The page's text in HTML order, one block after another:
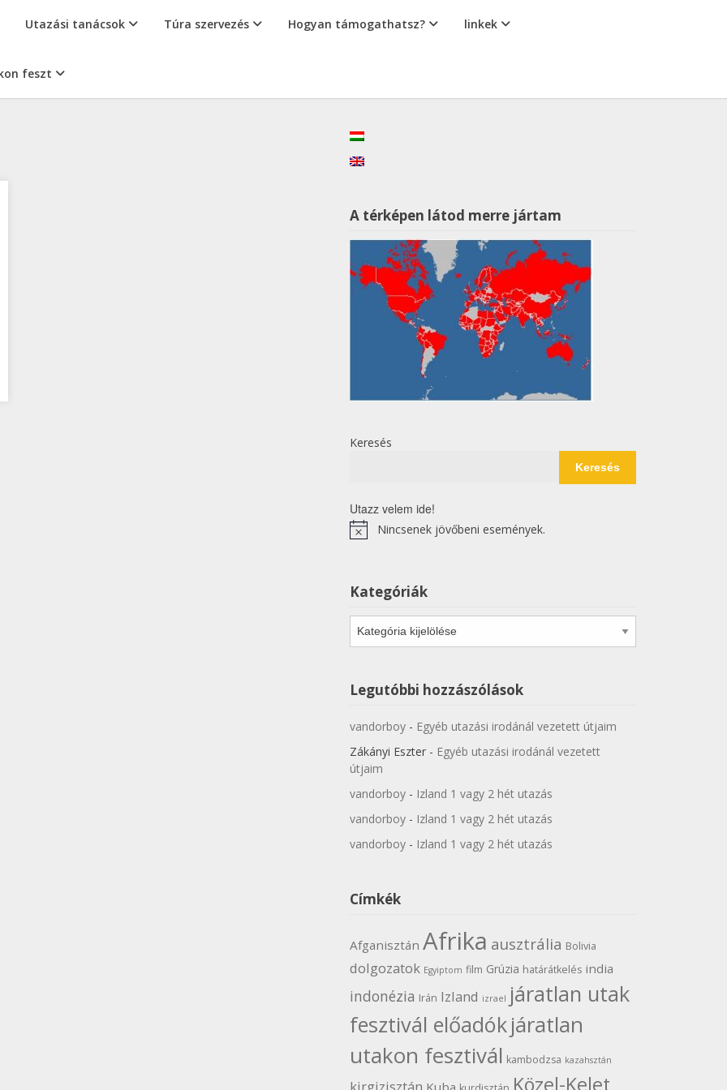
Utazási tanácsok Túra szervezés Hogyan támogathatsz? linkek
feszt
A térképen látod merre jártam
Keresés
Keresés
Utazz velem ide!
NoticeNincsenek jövőbeni események.
Kategóriák
Kategóriák
Legutóbbi hozzászólások
vandorboy- Egyéb utazási irodánál vezetett útjaim
Zákányi Eszter- Egyéb utazási irodánál vezetett
útjaim
vandorboy- Izland 1 vagy 2 hét utazás
vandorboy- Izland 1 vagy 2 hét utazás
vandorboy- Izland 1 vagy 2 hét utazás
Címkék
Afganisztán Afrika ausztrália Bolivia
dolgozatok Egyiptom film Grúzia határátkelés india
indonézia Irán Izland izrael járatlan utak
fesztivál előadókjáratlan
utakon fesztivál kambodzsa kazahsztán
kirgizisztán Kuba Közel-Kelet